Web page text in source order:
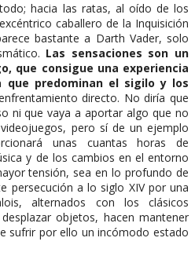
hacia las ratas, al oído de los
caballero de la Inquisición
bastante a Darth Vader, solo
Las sensaciones son un
que consigue una experiencia
que predominan el sigilo y los
directo. No diría que
ni que vaya a aportar algo que no
pero sí de un ejemplo
unas cuantas horas de
y de los cambios en el entorno
tensión, sea en lo profundo de
persecución a lo siglo XIV por una
alternados con los clásicos
objetos, hacen mantener
sufrir por ello un incómodo estado